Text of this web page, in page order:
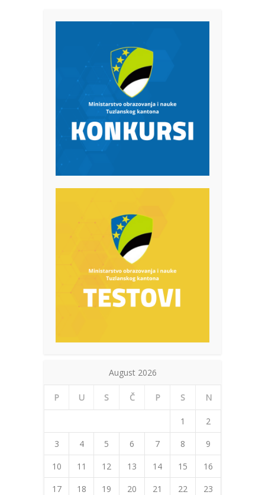
August 2026
P U S Č P S N
1
2
3
4 5 6 7 8
9
10
11 12 13 14 15
16
17
18 19 20 21 22
23